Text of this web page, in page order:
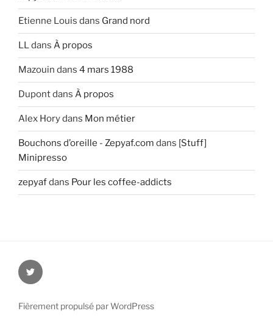
Etienne Louis dans Grand nord
LLdans À propos
Mazouin dans 4 mars 1988
Dupontdans À propos
Alex Horydans Mon métier
Bouchons d’oreille - Zepyaf.com dans [Stuff]
Minipresso
zepyafdans Pour les coffee-addicts
@zepyaf
Fièrement propulsé par WordPress